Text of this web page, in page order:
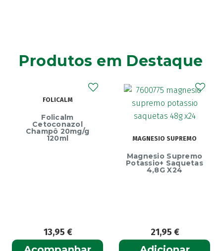
Produtos em Destaque
FOLICALM
Folicalm
Cetoconazol
Champô 20mg/g
120ml
13,95€
MAGNESIO SUPREMO
Magnesio Supremo
Potassio+ Saquetas
4,8G X24
21,95€